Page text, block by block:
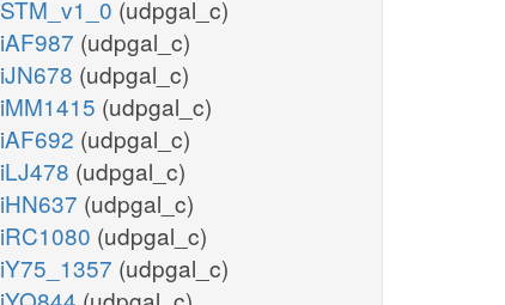
STM_v1_0 (udpgal_c)
iAF987 (udpgal_c)
iJN678 (udpgal_c)
iMM1415 (udpgal_c)
iAF692 (udpgal_c)
iLJ478 (udpgal_c)
iHN637 (udpgal_c)
iRC1080 (udpgal_c)
iY75_1357 (udpgal_c)